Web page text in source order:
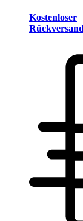
Kostenloser
Rückversand